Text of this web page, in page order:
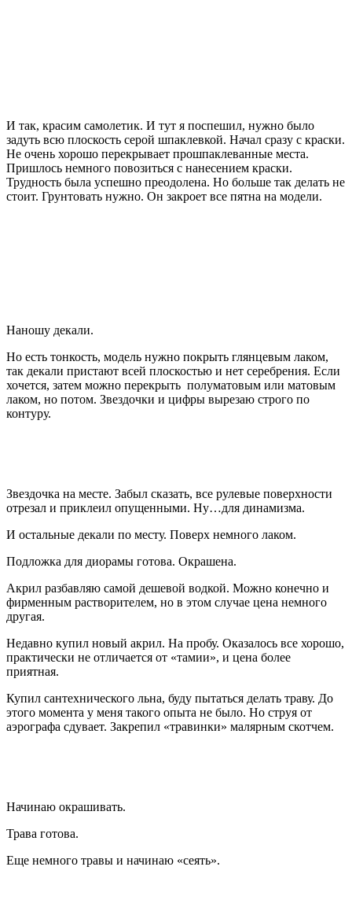
И так, красим самолетик. И тут я поспешил, нужно было
задуть всю плоскость серой шпаклевкой. Начал сразу с краски.
Не очень хорошо перекрывает прошпаклеванные места.
Пришлось немного повозиться с нанесением краски.
Трудность была успешно преодолена. Но больше так делать не
стоит. Грунтовать нужно. Он закроет все пятна на модели.
Наношу декали.
Но есть тонкость, модель нужно покрыть глянцевым лаком,
так декали пристают всей плоскостью и нет серебрения. Если
хочется, затем можно перекрыть полуматовым или матовым
лаком, но потом. Звездочки и цифры вырезаю строго по
контуру.
Звездочка на месте. Забыл сказать, все рулевые поверхности
отрезал и приклеил опущенными. Ну…для динамизма.
И остальные декали по месту. Поверх немного лаком.
Подложка для диорамы готова. Окрашена.
Акрил разбавляю самой дешевой водкой. Можно конечно и
фирменным растворителем, но в этом случае цена немного
другая.
Недавно купил новый акрил. На пробу. Оказалось все хорошо,
практически не отличается от «тамии», и цена более
приятная.
Купил сантехнического льна, буду пытаться делать траву. До
этого момента у меня такого опыта не было. Но струя от
аэрографа сдувает. Закрепил «травинки» малярным скотчем.
Начинаю окрашивать.
Трава готова.
Еще немного травы и начинаю «сеять».